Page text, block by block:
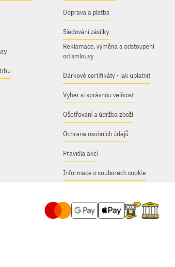
Doprava a platba
Sledování zásilky
Reklamace, výměna a odstoupení
od smlouvy
Dárkové certifikáty - jak uplatnit
Vyber si správnou velikost
Ošetřování a údržba zboží
Ochrana osobních údajů
Pravidla akcí
Informace o souborech cookie